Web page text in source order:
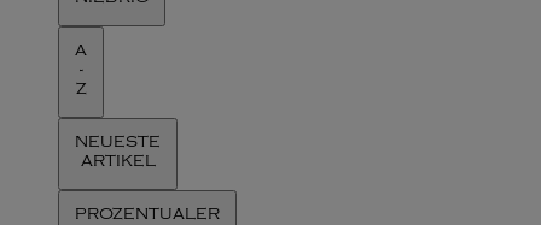
A
-
Z
NEUESTE
ARTIKEL
PROZENTUALER